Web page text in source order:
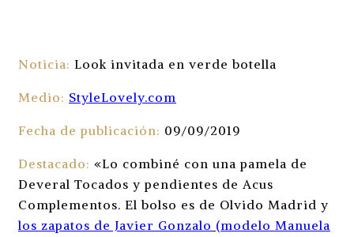
Noticia: Look invitada en verde botella
Medio: StyleLovely.com
Fecha de publicación: 09/09/2019
Destacado: «Lo combiné con una pamela de
Deveral Tocados y pendientes de Acus
Complementos. El bolso es de Olvido Madrid y
los zapatos de Javier Gonzalo (modelo Manuela